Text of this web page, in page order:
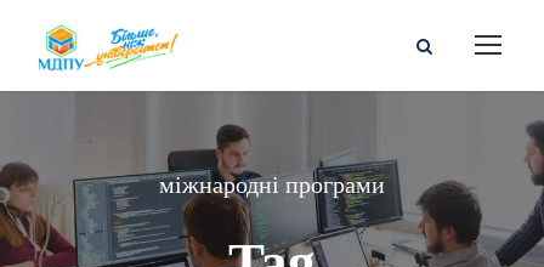
міжнародні програми